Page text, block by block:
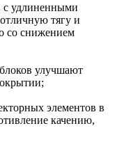
с удлиненными
тягу и
со снижением
улучшают
элементов в
качению,